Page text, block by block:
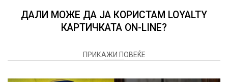
ДАЛИ МОЖЕ ДА ЈА КОРИСТАМ LOYALTY
КАРТИЧКАТА ON-LINE?
ПРИКАЖИ ПОВЕЌЕ